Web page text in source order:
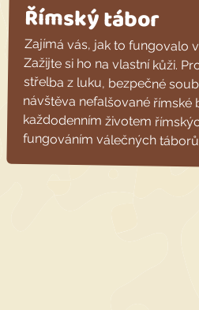
Římský tábor
Zajímá vás, jak to fungovalo
Zažijte si ho na vlastní kůži.
střelba z luku, bezpečné
návštěva nefalšované římské
každodenním životem
fungováním válečných